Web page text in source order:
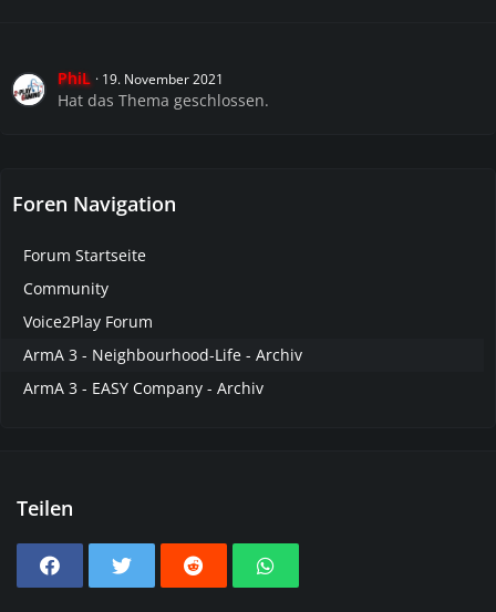
PhiL 19. November 2021
Hat das Thema geschlossen.
Foren Navigation
Forum Startseite
Community
Voice2Play Forum
ArmA 3 - Neighbourhood-Life - Archiv
ArmA 3 - EASY Company - Archiv
Teilen